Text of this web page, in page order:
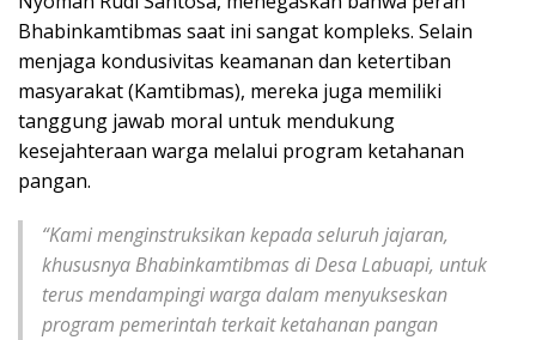
Bhabinkamtibmas saat ini sangat kompleks. Selain
menjaga kondusivitas keamanan dan ketertiban
masyarakat (Kamtibmas), mereka juga memiliki
tanggung jawab moral untuk mendukung
kesejahteraan warga melalui program ketahanan
pangan.
“Kami menginstruksikan kepada seluruh jajaran,
khususnya Bhabinkamtibmas di Desa Labuapi, untuk
terus mendampingi warga dalam menyukseskan
program pemerintah terkait ketahanan pangan